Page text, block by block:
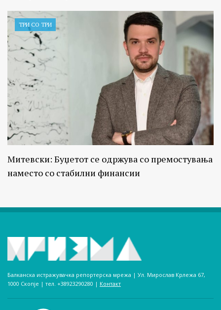
ТРИ СО ТРИ
Митевски: Буџетот се одржува со премостувања
наместо со стабилни финансии
Балканска истражувачка репортерска мрежа | Ул. Мирослав Крлежа 67,
1000 Скопје | тел. +38923290280­ | Контакт